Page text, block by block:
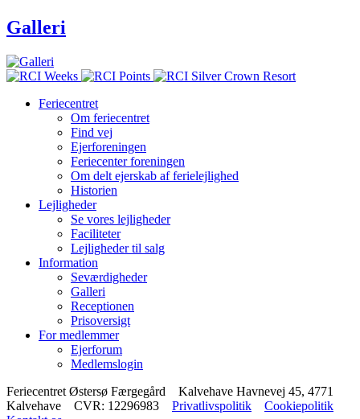
Galleri
Footer
Feriecentret
Om feriecentret
Find vej
Ejerforeningen
Feriecenter foreningen
Om delt ejerskab af ferielejlighed
Historien
Lejligheder
Se vores lejligheder
Faciliteter
Lejligheder til salg
Information
Seværdigheder
Galleri
Receptionen
Prisoversigt
For medlemmer
Ejerforum
Medlemslogin
Feriecentret Østersø Færgegård Kalvehave Havnevej 45, 4771
Kalvehave CVR: 12296983 Privatlivspolitik
Cookiepolitik